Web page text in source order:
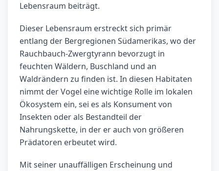
Lebensraum beiträgt.
Dieser Lebensraum erstreckt sich primär
entlang der Bergregionen Südamerikas, wo der
Rauchbauch-Zwergtyrann bevorzugt in
feuchten Wäldern, Buschland und an
Waldrändern zu finden ist. In diesen Habitaten
nimmt der Vogel eine wichtige Rolle im lokalen
Ökosystem ein, sei es als Konsument von
Insekten oder als Bestandteil der
Nahrungskette, in der er auch von größeren
Prädatoren erbeutet wird.
Mit seiner unauffälligen Erscheinung und